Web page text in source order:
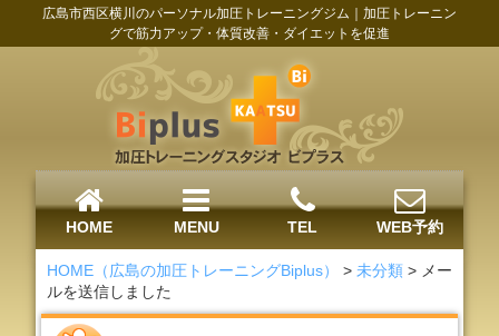
広島市西区横川のパーソナル加圧トレーニングジム｜加圧トレーニン
グで筋力アップ・体質改善・ダイエットを促進
HOME MENU TEL WEB予約
HOME（広島の加圧トレーニングBiplus） >未分類 > メー
ルを送信しました